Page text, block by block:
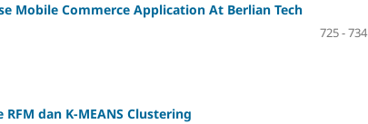
Mobile Commerce Application At Berlian Tech
725 - 734
dan K-MEANS Clustering